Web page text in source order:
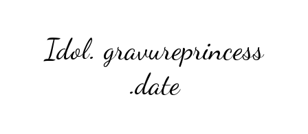
Idol. gravureprincess
.date